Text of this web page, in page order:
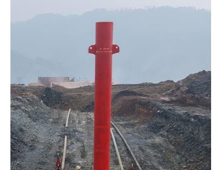
CAMPO
Agua del Puerto de Veracruz está contaminada, alertan
DON'T MISS
Aprueban propuesta del senador Velasco para que
Pemex implemente acciones para mitigar el cambio
climático